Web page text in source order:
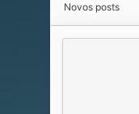
Novos posts